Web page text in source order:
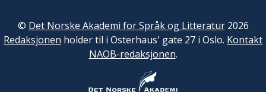
© Det Norske Akademi for Språk og Litteratur2026
Redaksjonen holder til i Osterhaus' gate 27 i Oslo. Kontakt
NAOB-redaksjonen.